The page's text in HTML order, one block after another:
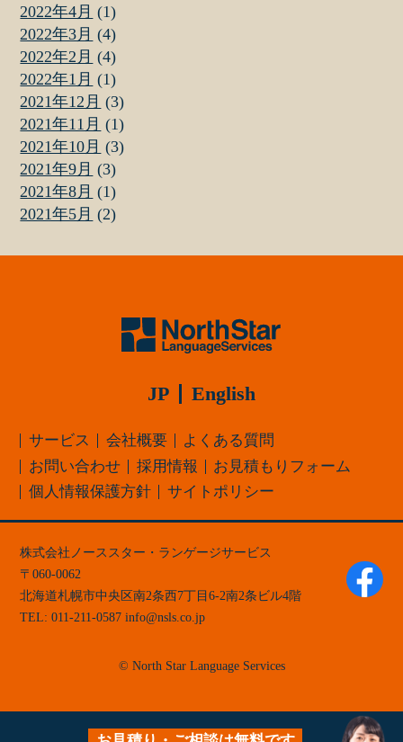
2022年4月 (1)
2022年3月 (4)
2022年2月 (4)
2022年1月 (1)
2021年12月 (3)
2021年11月 (1)
2021年10月 (3)
2021年9月 (3)
2021年8月 (1)
2021年5月 (2)
JP English
サービス 会社概要
よくある質問
お問い合わせ
採用情報
お見積もりフォーム
個人情報保護方針
サイトポリシー
株式会社ノーススター・ランゲージサービス
060-0062
北海道札幌市中央区南2条西7丁目6-2南2条ビル4階
TEL:011-211-0587 nsls.co.jp
info
© North Star Language Services